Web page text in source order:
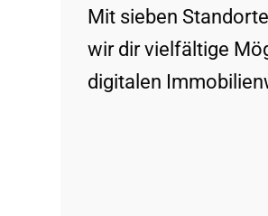
Mit sieben
wir dir vielfältige
digitalen